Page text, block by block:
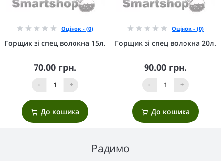
Оцінок - (0)
Горщик зі спец волокна 15л.
70.00 грн.
- +
До кошика
Оцінок - (0)
Горщик зі спец волокна 20л.
90.00 грн.
- +
До кошика
Радимо